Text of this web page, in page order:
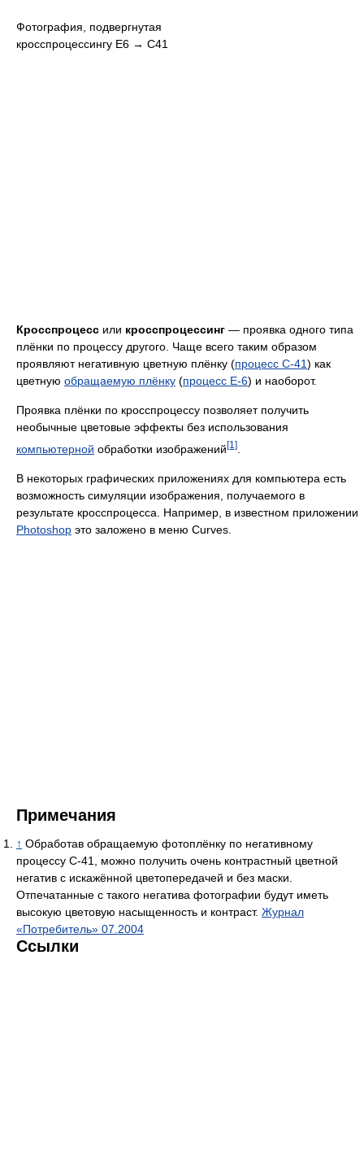
Фотография, подвергнутая
кросспроцессингу E6 → C41
Кросспроцесс или кросспроцессинг — проявка одного типа
плёнки по процессу другого. Чаще всего таким образом
проявляют негативную цветную плёнку (процесс C-41) как
цветную обращаемую плёнку (процесс E-6) и наоборот.
Проявка плёнки по кросспроцессу позволяет получить
необычные цветовые эффекты без использования
компьютерной обработки изображений [1]
В некоторых графических приложениях для компьютера есть
возможность симуляции изображения, получаемого в
результате кросспроцесса. Например, в известном приложении
Photoshop это заложено в меню Curves.
Примечания
↑ Обработав обращаемую фотоплёнку по негативному
процессу С-41, можно получить очень контрастный цветной
негатив с искажённой цветопередачей и без маски.
Отпечатанные с такого негатива фотографии будут иметь
высокую цветовую насыщенность и контраст. Журнал
«Потребитель» 07.2004
Ссылки